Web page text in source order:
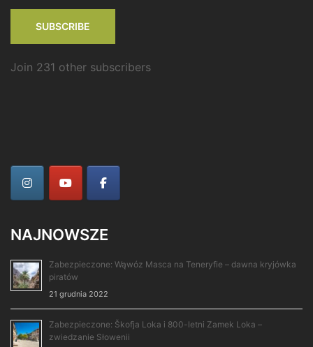
SUBSCRIBE
Join 231 other subscribers
NAJNOWSZE
Zabezpieczone: Wąwóz Masca na Teneryfie – dawna kryjówka
piratów
21 grudnia 2022
Zabezpieczone: Škofja Loka i 800-letni Zamek Loka –
zwiedzanie Słowenii